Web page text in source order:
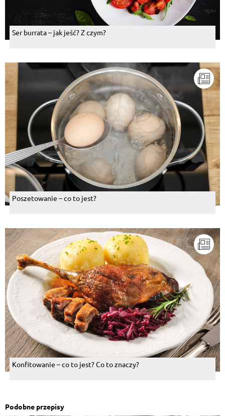
Ser burrata – jak jeść? Z czym?
Poszetowanie – co to jest?
Konfitowanie – co to jest? Co to znaczy?
Podobne przepisy